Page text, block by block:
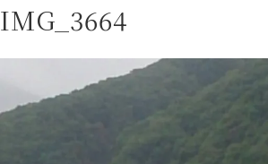
IMG_3664